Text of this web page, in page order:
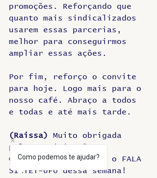
promoções. Reforçando que
quanto mais sindicalizados
usarem essas parcerias,
melhor para conseguirmos
ampliar essas ações.
Por fim, reforço o convite
para hoje. Logo mais para o
nosso café. Abraço a todos
e todas e até mais tarde.
(Raissa)
Muito obrigada
pela participação,
Gilberta. E esse foi o FALA
SINTET-UFU dessa semana!
Como podemos te ajudar?